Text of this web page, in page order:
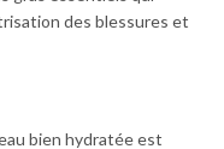
des blessures et
bien hydratée est